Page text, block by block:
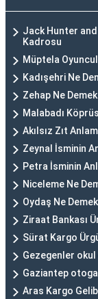
Jack Hunter
Kadrosu
Müptela
Kadışehri Ne
Zehap Ne Demek
Malabadı
Akılsız Zıt
Zeynal İsminin
Petra İsminin
Niceleme Ne
Oydaş Ne Demek
Ziraat Bankası
Sürat Kargo
Gezegenler okul
Gaziantep
Aras Kargo